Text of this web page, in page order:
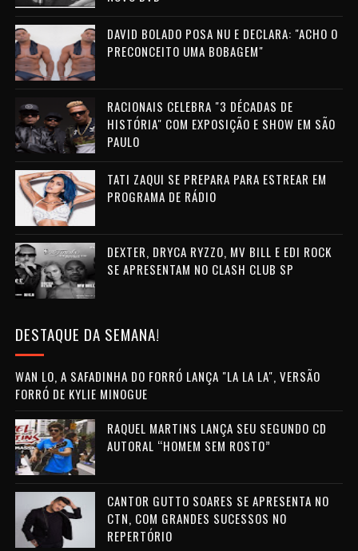
DAVID BOLADO POSA NU E DECLARA: "ACHO O
PRECONCEITO UMA BOBAGEM"
RACIONAIS CELEBRA "3 DÉCADAS DE
HISTÓRIA" COM EXPOSIÇÃO E SHOW EM SÃO
PAULO
TATI ZAQUI SE PREPARA PARA ESTREAR EM
PROGRAMA DE RÁDIO
DEXTER, DRYCA RYZZO, MV BILL E EDI ROCK
SE APRESENTAM NO CLASH CLUB SP
DESTAQUE DA SEMANA!
WAN LO, A SAFADINHA DO FORRÓ LANÇA "LA LA LA", VERSÃO
FORRÓ DE KYLIE MINOGUE
RAQUEL MARTINS LANÇA SEU SEGUNDO CD
AUTORAL “HOMEM SEM ROSTO”
CANTOR GUTTO SOARES SE APRESENTA NO
CTN, COM GRANDES SUCESSOS NO
REPERTÓRIO